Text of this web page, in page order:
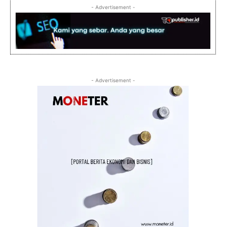
- Advertisement -
- Advertisement -